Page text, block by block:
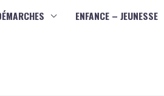
ENFANCE – JEUNESSE